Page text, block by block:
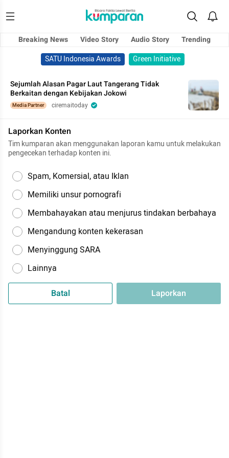
Breaking News Video Story Audio Story
Trending
SATU Indonesia Awards
Green Initiative
Sejumlah Alasan Pagar Laut Tangerang Tidak
Berkaitan dengan Kebijakan Jokowi
Media Partner ciremaitoday
Laporkan Konten
Tim kumparan akan menggunakan laporan kamu untuk melakukan
pengecekan terhadap konten ini.
Spam, Komersial, atau Iklan
Memiliki unsur pornografi
Membahayakan atau menjurus tindakan berbahaya
Mengandung konten kekerasan
Menyinggung SARA
Lainnya
Batal Laporkan